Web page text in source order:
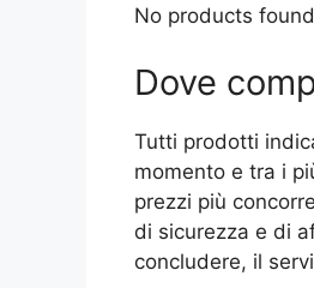
No products
Dove
Tutti prodotti
momento e tra i
prezzi più
di sicurezza e di
concludere, il